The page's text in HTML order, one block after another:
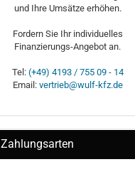
und Ihre Umsätze erhöhen.
Fordern Sie Ihr individuelles
Finanzierungs-Angebot an.
Tel: (+49) 4193 / 755 09 - 14
Email: vertrieb@wulf-kfz.de
Zahlungsarten